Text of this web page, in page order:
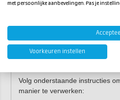
BPA- en Fenol vrij.
Ingebouwde vochtvangers.
UV stabiel (UV blockers zijn
Volg onderstaande instructies
manier te verwerken:
met persoonlijke aanbevelingen. Pas je
Voorkeuren instellen